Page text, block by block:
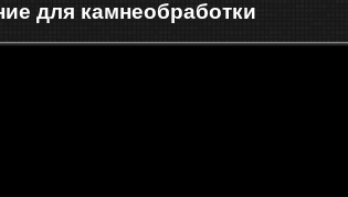
для камнеобработки